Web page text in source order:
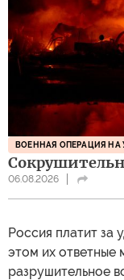
ВОЕННАЯ ОПЕРАЦИЯ НА
06.08.2026
Россия платит за
этом их ответные
разрушительное